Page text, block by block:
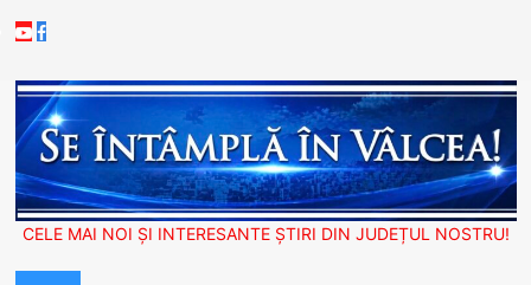
to
Youtube
Facebook
CELE MAI NOI ȘI INTERESANTE ȘTIRI DIN JUDEȚUL NOSTRU!